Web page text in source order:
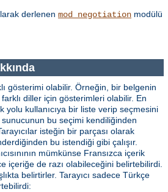
derlenen mod_negotiation modülü
gösterimi olabilir. Örneğin, bir belgenin
diller için gösterimleri olabilir. En
yolu kullanıcıya bir liste verip seçmesini
bu seçimi kendiliğinden
isteğin bir parçası olarak
bu istendiği gibi çalışır.
mümkünse Fransızca içerik
içeriğe de razı olabileceğini belirtebilirdi.
belirtirler. Tarayıcı sadece Türkçe